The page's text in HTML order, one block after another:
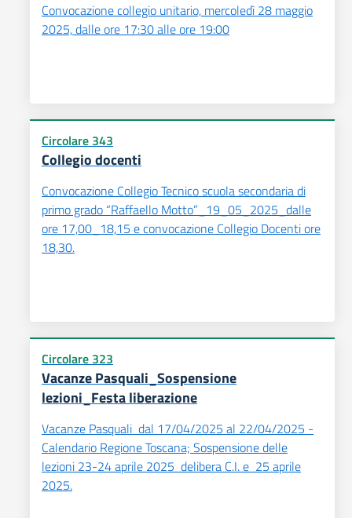
Convocazione collegio unitario, mercoledì 28 maggio
2025, dalle ore 17:30 alle ore 19:00
Circolare 343
Collegio docenti
Convocazione Collegio Tecnico scuola secondaria di
primo grado “Raffaello Motto”_19_05_2025_dalle
ore 17,00_18,15 e convocazione Collegio Docenti ore
18,30.
Circolare 323
Vacanze Pasquali_Sospensione
lezioni_Festa liberazione
Vacanze Pasquali dal 17/04/2025 al 22/04/2025 -
Calendario Regione Toscana; Sospensione delle
lezioni 23-24 aprile 2025 delibera C.I. e 25 aprile
2025.